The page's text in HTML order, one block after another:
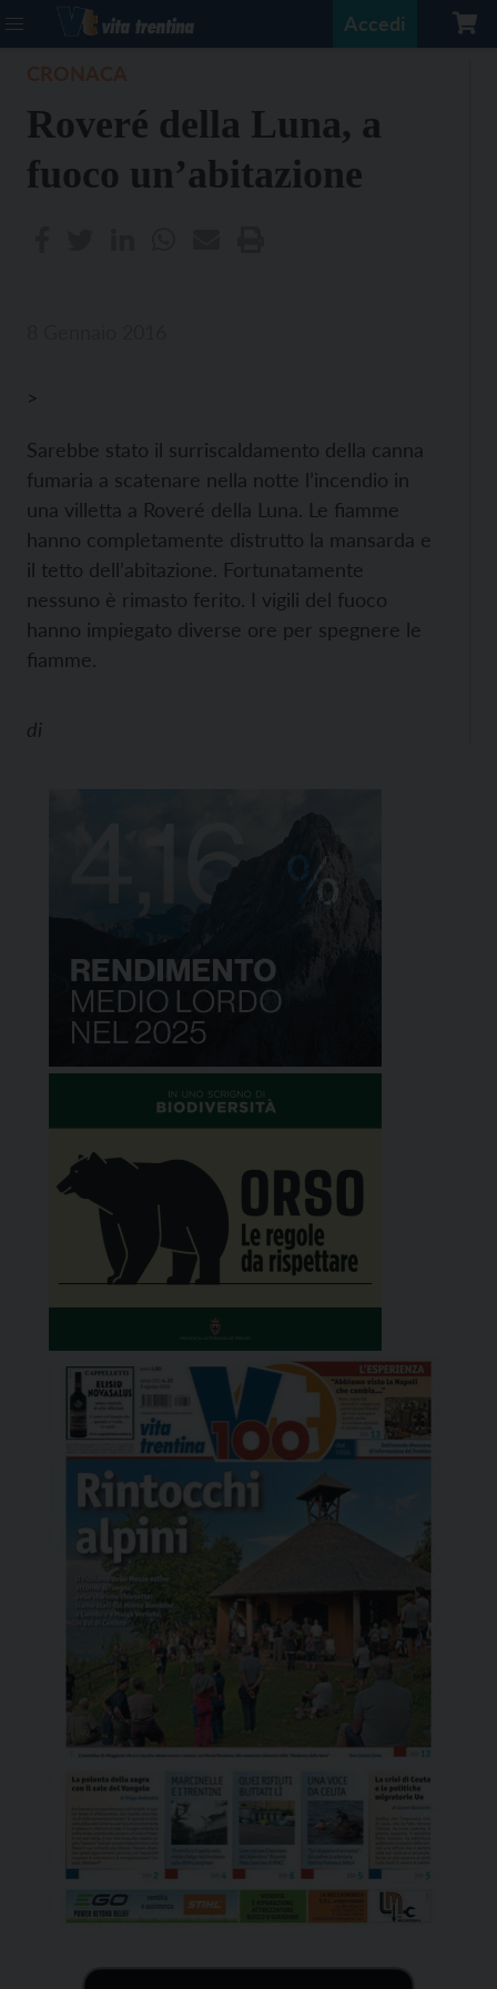
Accedi
Roveré della Luna, a
fuoco un’abitazione
>
Sarebbe stato il surriscaldamento della canna
fumaria a scatenare nella notte l’incendio in
una villetta a Roveré della Luna. Le fiamme
hanno completamente distrutto la mansarda e
il tetto dell’abitazione. Fortunatamente
nessuno è rimasto ferito. I vigili del fuoco
hanno impiegato diverse ore per spegnere le
fiamme.
di